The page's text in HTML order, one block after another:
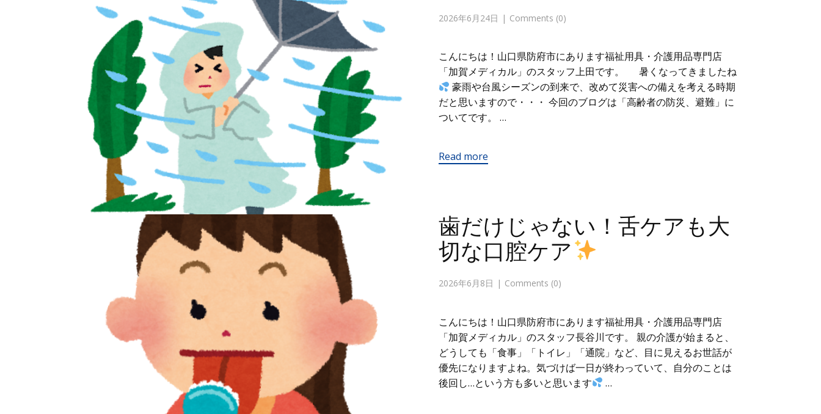
2026年6月24日 Comments (0)
こんにちは！山口県防府市にあります福祉用具・介護用品専門店
「加賀メディカル」のスタッフ上田です。 暑くなってきましたね
豪雨や台風シーズンの到来で、改めて災害への備えを考える時期
だと思いますので・・・ 今回のブログは「高齢者の防災、避難」に
ついてです。 …
Read more
歯だけじゃない！舌ケアも大
切な口腔ケア
2026年6月8日 Comments (0)
こんにちは！山口県防府市にあります福祉用具・介護用品専門店
「加賀メディカル」のスタッフ長谷川です。 親の介護が始まると、
どうしても「食事」「トイレ」「通院」など、目に見えるお世話が
優先になりますよね。気づけば一日が終わっていて、自分のことは
後回し…という方も多いと思います
…